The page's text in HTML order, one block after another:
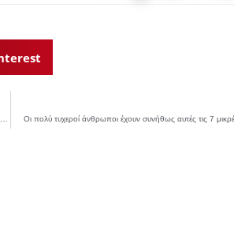
Οι πολύ τυχεροί άνθρωποι έχουν συνήθως αυτές τις 7